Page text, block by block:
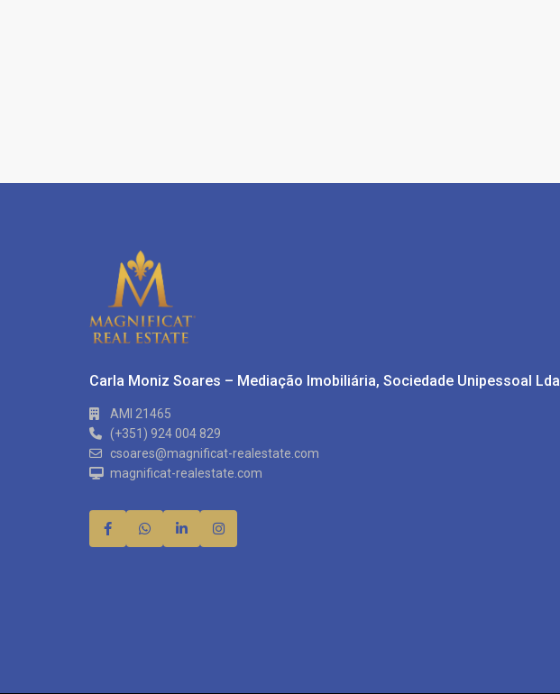
Carla Moniz Soares – Mediação Imobiliária, Sociedade Unipessoal Lda
AMI 21465
(+351) 924 004 829
csoares@magnificat-realestate.com
magnificat-realestate.com